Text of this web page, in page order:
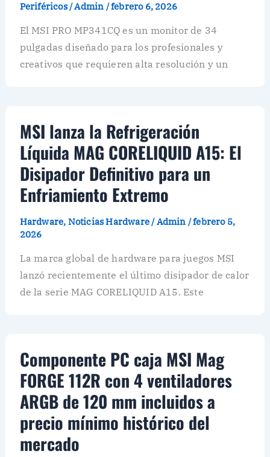
Periféricos/Admin /febrero 6, 2026
El MSI PRO MP341CQ es un monitor de 34
pulgadas diseñado para los profesionales y
creativos que requieren alta resolución y un
MSI lanza la Refrigeración
Líquida MAG CORELIQUID A15: El
Disipador Definitivo para un
Enfriamiento Extremo
Hardware, Noticias Hardware/Admin /febrero 5,
2026
La marca global de hardware para juegos MSI
lanzó recientemente el último disipador de calor
de la serie MAG CORELIQUID A15. Este
Componente PC caja MSI Mag
FORGE 112R con 4 ventiladores
ARGB de 120 mm incluidos a
precio mínimo histórico del
mercado